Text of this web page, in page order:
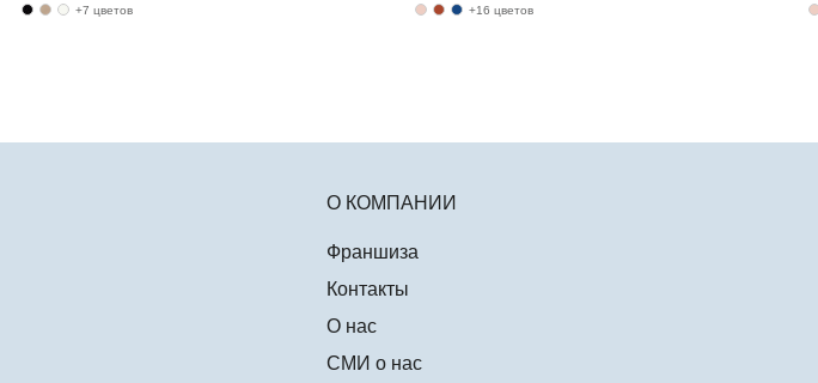
+7 цветов
+16 цветов
О КОМПАНИИ
Франшиза
Контакты
О нас
СМИ о нас